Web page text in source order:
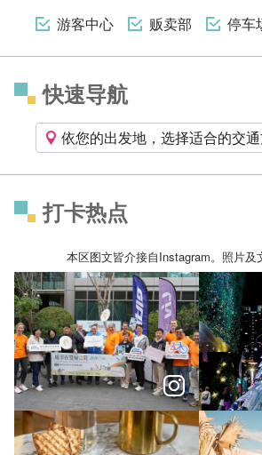
游客中心 贩卖部 停车
快速导航
依您的出发地，选择适合的交
打卡热点
本区图文皆介接自Instagram。照片
＼城市在雙輪之間 揪團騎進台中日常風
＼最有節